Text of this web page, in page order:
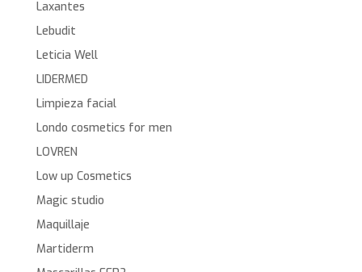
Laxantes
Lebudit
Leticia Well
LIDERMED
Limpieza facial
Londo cosmetics for men
LOVREN
Low up Cosmetics
Magic studio
Maquillaje
Martiderm